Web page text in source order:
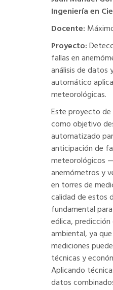
Ingeniería en
Docente:
Proyecto:
fallas en
análisis de datos
automático
meteorológicas.
Este proyecto
como objetivo
automatizado
anticipación de
meteorológicos
anemómetros y
en torres de
calidad de estos
fundamental
eólica,
ambiental, ya
mediciones
técnicas y
Aplicando
datos